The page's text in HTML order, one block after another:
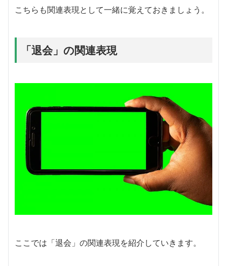
こちらも関連表現として一緒に覚えておきましょう。
「退会」の関連表現
ここでは「退会」の関連表現を紹介していきます。